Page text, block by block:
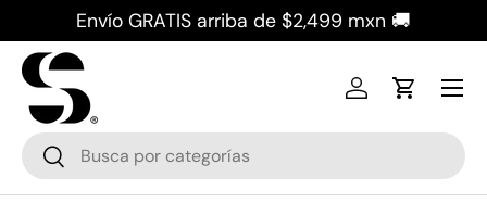
Ir al contenido
Envío GRATIS arriba de $2,499 mxn 🚚
Buscar
Buscar
Iniciar sesión
Carrito